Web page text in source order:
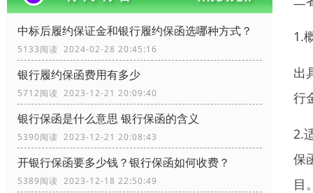
中标后履约保证金和银行履约保函选哪种方式？
5133阅读 2024-02-28 20:45:16
银行履约保函费用有多少
5712阅读 2023-12-21 20:09:40
银行保函是什么意思 银行保函的含义
5390阅读 2023-12-21 20:08:43
开银行保函要多少钱？银行保函如何收费？
5389阅读 2023-12-18 22:50:49
1.
出
行
2.
保
目